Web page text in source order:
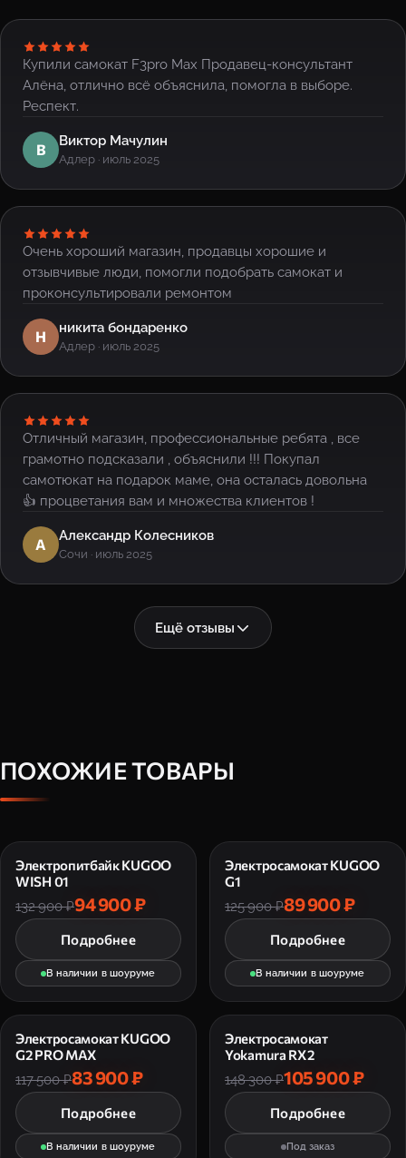
Купили самокат F3pro Max Продавец-консультант
Алёна, отлично всё объяснила, помогла в выборе.
Респект.
В Виктор Мачулин
Адлер · июль 2025
Очень хороший магазин, продавцы хорошие и
отзывчивые люди, помогли подобрать самокат и
проконсультировали ремонтом
Н никита бондаренко
Адлер · июль 2025
Отличный магазин, профессиональные ребята , все
грамотно подсказали , объяснили !!! Покупал
самотюкат на подарок маме, она осталась довольна
👍 процветания вам и множества клиентов !
А Александр Колесников
Сочи · июль 2025
Ещё отзывы
ПОХОЖИЕ ТОВАРЫ
Электропитбайк KUGOO
WISH 01
132 900 ₽94 900 ₽
Подробнее
В наличии в шоуруме
Электросамокат KUGOO
G1
125 900 ₽89 900 ₽
Подробнее
В наличии в шоуруме
Электросамокат KUGOO
G2 PRO MAX
117 500 ₽83 900 ₽
Подробнее
В наличии в шоуруме
Электросамокат
Yokamura RX2
148 300 ₽105 900 ₽
Подробнее
Под заказ